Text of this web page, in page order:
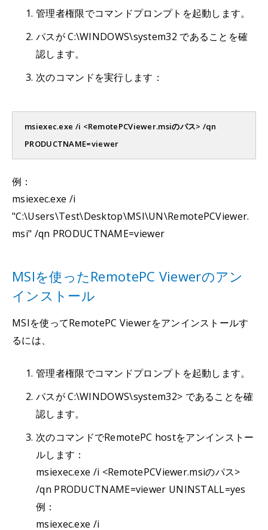
管理者権限でコマンドプロンプトを起動します。
パスが C:\WINDOWS\system32 であることを確
認します。
次のコマンドを実行します：
msiexec.exe /i <RemotePCViewer.msiのパス> /qn
PRODUCTNAME=viewer
例：
msiexec.exe /i
"C:\Users\Test\Desktop\MSI\UN\RemotePCViewer.
msi" /qn PRODUCTNAME=viewer
MSIを使ったRemotePC Viewerのアン
インストール
MSIを使ってRemotePC Viewerをアンインストールす
るには、
管理者権限でコマンドプロンプトを起動します。
パスが C:\WINDOWS\system32> であることを確
認します。
次のコマンドでRemotePC hostをアンインストー
ルします：
msiexec.exe /i <RemotePCViewer.msiのパス>
/qn PRODUCTNAME=viewer UNINSTALL=yes
例：
msiexec.exe /i